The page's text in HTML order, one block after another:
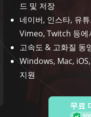
드 및 저장
네이버, 인스타, 유
Vimeo, Twitch 등에
고속도 & 고화질 동
Windows, Mac,
지원
무료